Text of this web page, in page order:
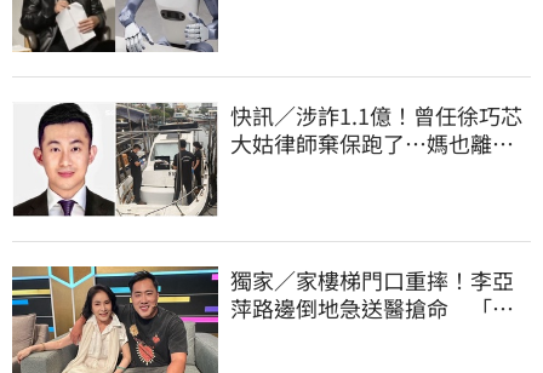
快訊／涉詐1.1億！曾任徐巧芯
大姑律師棄保跑了…媽也離
獨家／家樓梯門口重摔！李亞
萍路邊倒地急送醫搶命 「最